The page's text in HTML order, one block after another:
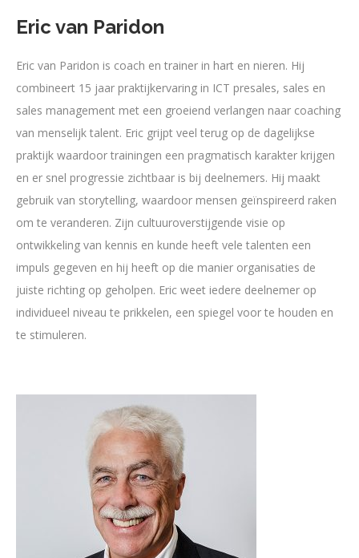
Eric van Paridon
Eric van Paridon is coach en trainer in hart en nieren. Hij
combineert 15 jaar praktijkervaring in ICT presales, sales en
sales management met een groeiend verlangen naar coaching
van menselijk talent. Eric grijpt veel terug op de dagelijkse
praktijk waardoor trainingen een pragmatisch karakter krijgen
en er snel progressie zichtbaar is bij deelnemers. Hij maakt
gebruik van storytelling, waardoor mensen geïnspireerd raken
om te veranderen. Zijn cultuuroverstijgende visie op
ontwikkeling van kennis en kunde heeft vele talenten een
impuls gegeven en hij heeft op die manier organisaties de
juiste richting op geholpen. Eric weet iedere deelnemer op
individueel niveau te prikkelen, een spiegel voor te houden en
te stimuleren.